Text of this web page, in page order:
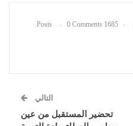
1685 Posts
0 Comments
التالي
تحضير المستقبل من عين